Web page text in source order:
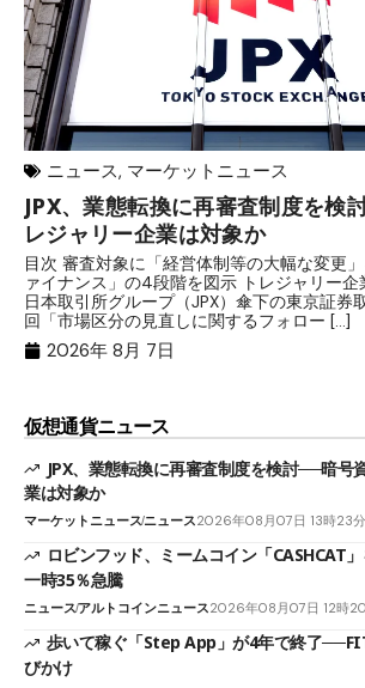
ニュース, マーケットニュース
JPX、業態転換に再審査制度を検
レジャリー企業は対象か
目次 審査対象に「経営体制等の大幅な変更
ァイナンス」の4段階を図示 トレジャリー
日本取引所グループ（JPX）傘下の東京証券
回「市場区分の見直しに関するフォロー […]
2026年 8月 7日
仮想通貨ニュース
JPX、業態転換に再審査制度を検討──暗号
業は対象か
マーケットニュースニュース2026年08月07日 13時23分
ロビンフッド、ミームコイン「CASHCAT
一時35％急騰
ニュースアルトコインニュース2026年08月07日 12時
歩いて稼ぐ「Step App」が4年で終了
びかけ